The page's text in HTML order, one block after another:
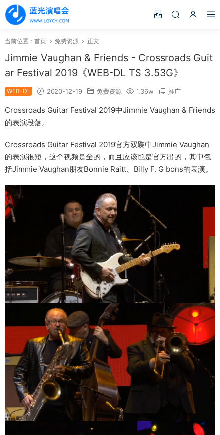
当前位置： 首页 免费资源 正文
Jimmie Vaughan & Friends - Crossroads Guit
ar Festival 2019《WEB-DL TS 3.53G》
WEB-DL 2020-12-19 免费资源 1.36w 推广
Crossroads Guitar Festival 2019中Jimmie Vaughan & Friends
的表演段落。
Crossroads Guitar Festival 2019官方双碟中Jimmie Vaughan
的表演很短，这个视频是全的，而且应该也是官方出的，其中包
括Jimmie Vaughan朋友Bonnie Raitt、Billy F. Gibons的表演。